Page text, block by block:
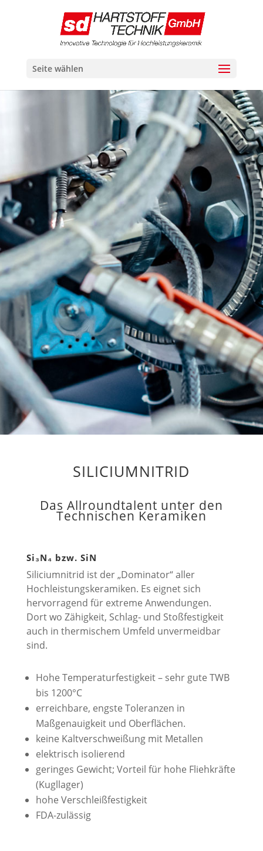
Seite wählen
SILICIUMNITRID
Das Allroundtalent unter den
Technischen Keramiken
Si₃N₄ bzw. SiN
Siliciumnitrid ist der „Dominator“ aller
Hochleistungskeramiken. Es eignet sich
hervorragend für extreme Anwendungen.
Dort wo Zähigkeit, Schlag- und Stoßfestigkeit
auch in thermischem Umfeld unvermeidbar
sind.
Hohe Temperaturfestigkeit – sehr gute TWB
bis 1200°C
erreichbare, engste Toleranzen in
Maßgenauigkeit und Oberflächen.
keine Kaltverschweißung mit Metallen
elektrisch isolierend
geringes Gewicht; Vorteil für hohe Fliehkräfte
(Kugllager)
hohe Verschleißfestigkeit
FDA-zulässig